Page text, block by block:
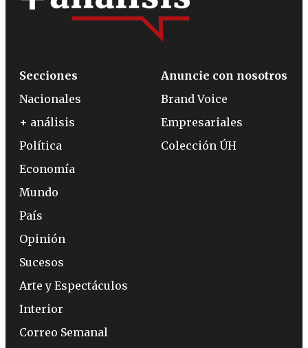
Secciones
Nacionales
+ análisis
Política
Economía
Mundo
País
Opinión
Sucesos
Arte y Espectáculos
Interior
Correo Semanal
Anuncie con nosotros
Brand Voice
Empresariales
Colección ÚH